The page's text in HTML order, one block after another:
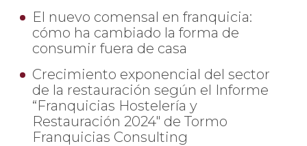
El nuevo comensal en franquicia:
cómo ha cambiado la forma de
consumir fuera de casa
Crecimiento exponencial del sector
de la restauración según el Informe
“Franquicias Hostelería y
Restauración 2024" de Tormo
Franquicias Consulting